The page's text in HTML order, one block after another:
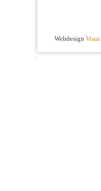
Webdesign Visus